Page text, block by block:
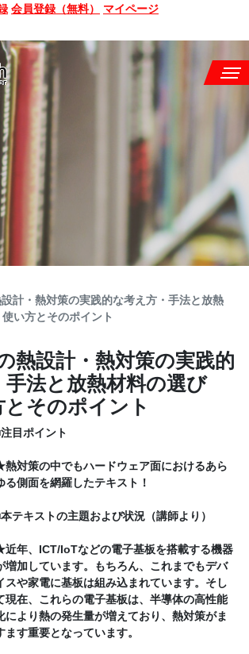
会員登録（無料） マイページ
CONTACT
計・熱対策の実践的な考え方・手法と放熱
い方とそのポイント
熱設計・熱対策の実践的
手法と放熱材料の選び
そのポイント
目ポイント
対策の中でもハードウェア面におけるあら
る側面を網羅したテキスト！
テキストの主題および状況（講師より）
年、ICT/IoTなどの電子基板を搭載する機器
増加しています。もちろん、これまでもデバ
スや家電に基板は組み込まれています。そし
現在、これらの電子基板は、半導体の高性能
により熱の発生量が増えており、熱対策がま
ます重要となっています。